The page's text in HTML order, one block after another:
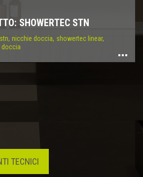
SHOWERTEC STN
nicchie doccia, showertec linear,
doccia
TECNICI